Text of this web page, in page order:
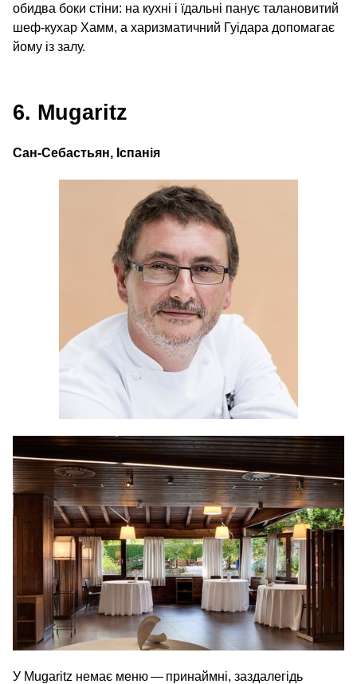
обидва боки стіни: на кухні і їдальні панує талановитий
шеф-кухар Хамм, а харизматичний Гуідара допомагає
йому із залу.
6. Mugaritz
Сан-Себастьян, Іспанія
У Mugaritz немає меню — принаймні, заздалегідь